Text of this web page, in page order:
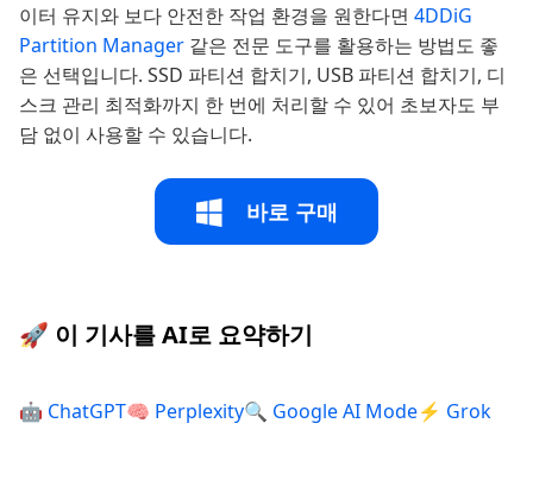
이터 유지와 보다 안전한 작업 환경을 원한다면 4DDiG
Partition Manager 같은 전문 도구를 활용하는 방법도 좋
은 선택입니다. SSD 파티션 합치기, USB 파티션 합치기, 디
스크 관리 최적화까지 한 번에 처리할 수 있어 초보자도 부
담 없이 사용할 수 있습니다.
바로 구매
🚀 이 기사를 AI로 요약하기
🤖 ChatGPT🧠 Perplexity🔍 Google AI Mode⚡ Grok